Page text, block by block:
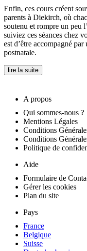
Enfin, ces cours créent
parents à Diekirch, où
soutenu et rompre un peu
suiviez ces séances chez
est d’être accompagné
postnatale.
lire la suite
A propos
Qui sommes-nous ?
Mentions Légales
Conditions
Conditions
Politique de
Aide
Formulaire de
Gérer les cookies
Plan du site
Pays
France
Belgique
Suisse